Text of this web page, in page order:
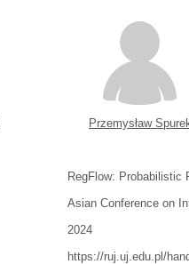
Przemysław
RegFlow: Probabilistic
Asian Conference on
2024
https://ruj.uj.edu.pl/